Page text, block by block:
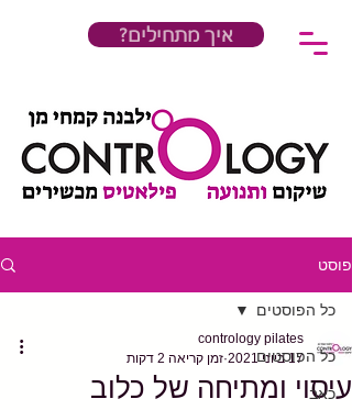
?איך מתחילים
פוסט
כל הפוסטים
כאב
כל הפוסטים
עיסוי ומתיחה של כלוב
contrology pilates
17 ביוני 2021
זמן קריאה 2 דקות